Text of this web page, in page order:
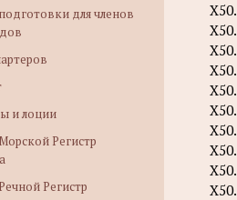
для членов
и лоции
Регистр
Регистр